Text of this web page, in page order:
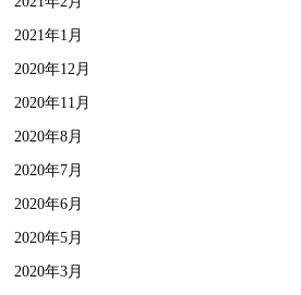
2021年1月
2020年12月
2020年11月
2020年8月
2020年7月
2020年6月
2020年5月
2020年3月